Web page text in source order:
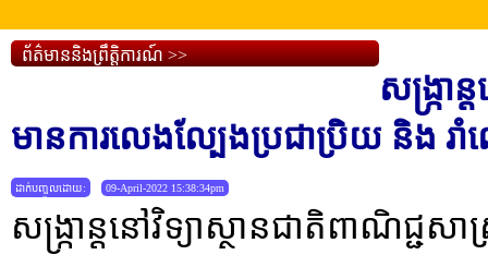
ព័ត៌មាននិងព្រឹត្តិការណ៍ >>
សង្ក្រា
មានការលេងល្បែងប្រជាប្រិយ និង រាំ
ដាក់បញ្ចូលដោយ: 09-April-2022 15:38:34pm
សង្ក្រាន្តនៅវិទ្យាស្ថានជាតិពាណិជ្ជស